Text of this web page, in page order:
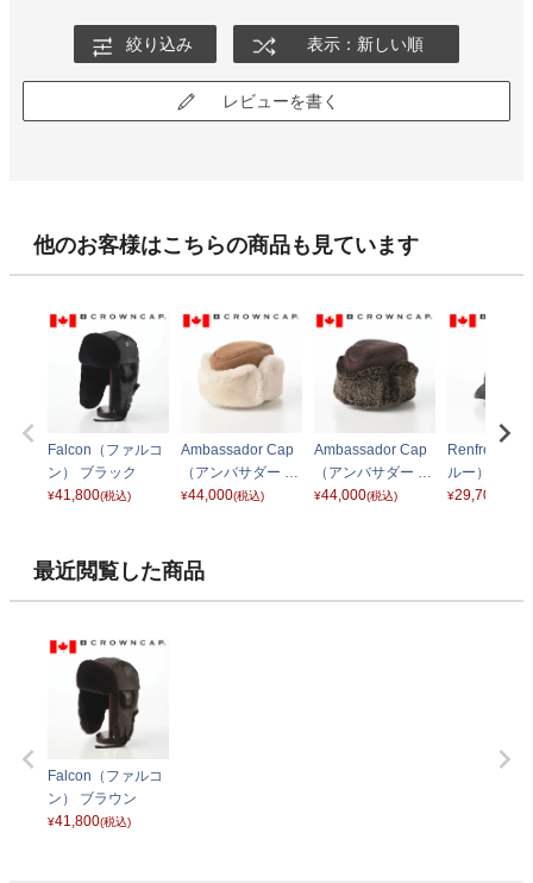
絞り込み 表示：新しい順
レビューを書く
他のお客様はこちらの商品も見ています
Falcon（ファルコ
ン） ブラック
¥41,800(税込)
Ambassador Cap
（アンバサダー キ
ャップ） キャメル
¥44,000(税込)
Ambassador Cap
（アンバサダー キ
ャップ） ブラウン
¥44,000(税込)
Renfrew（
ルー） ブラ
¥29,700
最近閲覧した商品
Falcon（ファルコ
ン） ブラウン
¥41,800(税込)